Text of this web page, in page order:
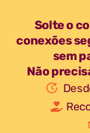
Solte o
conexões
sem
Não